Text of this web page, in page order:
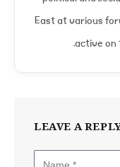
East at various
active on
LEAVE A